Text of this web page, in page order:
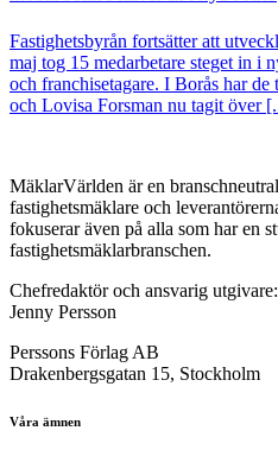
Fastighetsbyrån fortsätter att
maj tog 15 medarbetare steget in i
och franchisetagare. I Borås har
och Lovisa Forsman nu tagit över
MäklarVärlden är en
fastighetsmäklare och
fokuserar även på alla som har en
fastighetsmäklarbranschen.
Chefredaktör och ansvarig utgivare:
Jenny Persson
Perssons Förlag AB
Drakenbergsgatan 15, Stockholm
Våra ämnen